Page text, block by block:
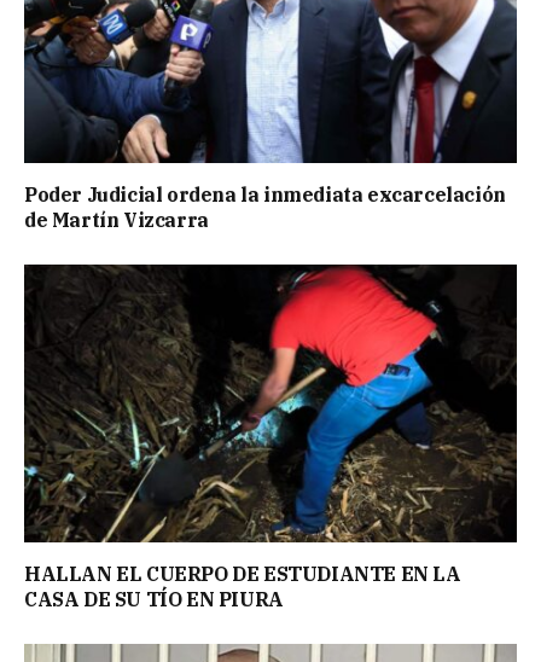
Poder Judicial ordena la inmediata excarcelación
de Martín Vizcarra
HALLAN EL CUERPO DE ESTUDIANTE EN LA
CASA DE SU TÍO EN PIURA